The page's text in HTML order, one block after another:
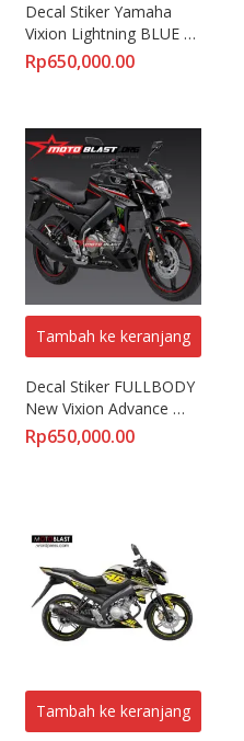
Decal Stiker Yamaha
Vixion Lightning BLUE
SPLASH
Rp650,000.00
Tambah ke keranjang
Decal Stiker FULLBODY
New Vixion Advance
MONSTER BLACK
Rp650,000.00
Tambah ke keranjang